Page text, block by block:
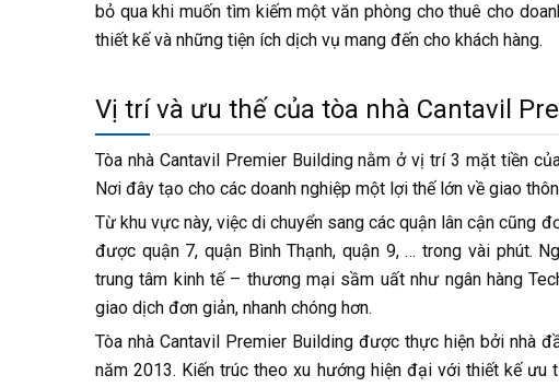
bỏ qua khi muốn tìm kiếm một văn phòng cho thuê cho
thiết kế và những tiện ích dịch vụ mang đến cho khách hàng.
Vị trí và ưu thế của tòa nhà Cantavil
Tòa nhà Cantavil Premier Building nằm ở vị trí 3 mặt tiền
Nơi đây tạo cho các doanh nghiệp một lợi thế lớn về giao
Từ khu vực này, việc di chuyển sang các quận lân cận cũng
được quận 7, quận Bình Thạnh, quận 9, … trong vài phút.
trung tâm kinh tế – thương mại sầm uất như ngân hàng
giao dịch đơn giản, nhanh chóng hơn.
Tòa nhà Cantavil Premier Building được thực hiện bởi nhà
năm 2013. Kiến trúc theo xu hướng hiện đại với thiết kế